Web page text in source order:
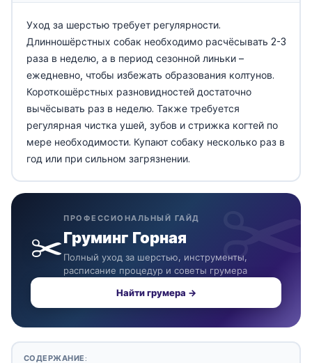
Уход за шерстью требует регулярности.
Длинношёрстных собак необходимо расчёсывать 2-3
раза в неделю, а в период сезонной линьки –
ежедневно, чтобы избежать образования колтунов.
Короткошёрстных разновидностей достаточно
вычёсывать раз в неделю. Также требуется
регулярная чистка ушей, зубов и стрижка когтей по
мере необходимости. Купают собаку несколько раз в
год или при сильном загрязнении.
✂️
ПРОФЕССИОНАЛЬНЫЙ ГАЙД
Груминг Горная
Полный уход за шерстью, инструменты,
расписание процедур и советы грумера
Найти грумера →
СОДЕРЖАНИЕ: